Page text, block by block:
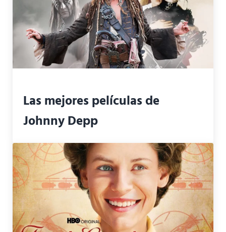
Las mejores películas de
Johnny Depp